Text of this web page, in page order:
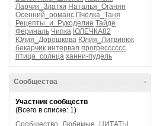
Ларчик_Златки Наталья_Оганян
Осенний_романс Пчёлка_Таня
Рецепты_и_Рукоделие Тайде
Фериналь Чипка ЮЛЕЧКА82
Юлия_Дорошкова Юлия_Литвинюк
бекарчик интервал прогресссссс
птица_солнца ханни-пудель
-
Сообщества
Участник сообществ
(Всего в списке: 1)
Сообщество_Любимые_ЦИТАТЫ